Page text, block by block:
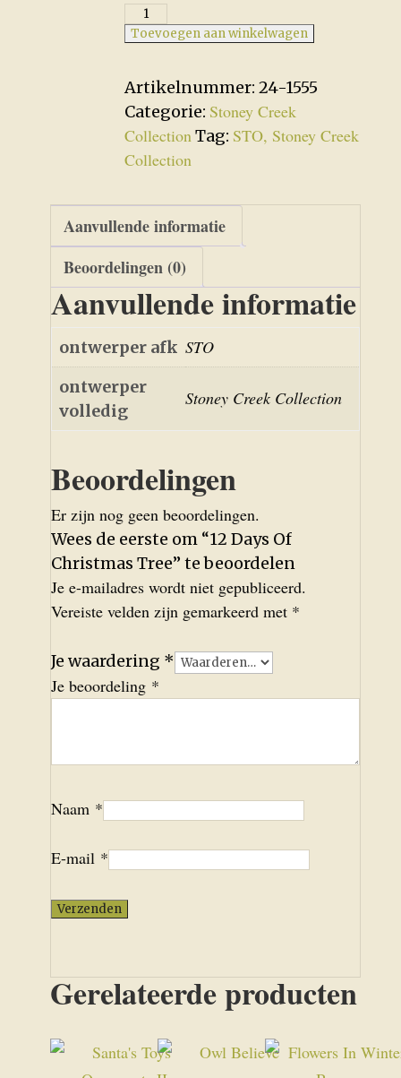
12
Days
Christmas
Tree
aantal
Toevoegen aan winkelwagen
Artikelnummer: 24-1555
Categorie: Stoney Creek
CollectionTag: STO, Stoney Creek
Collection
Aanvullende informatie
Beoordelingen (0)
Aanvullende informatie
ontwerper afk STO
ontwerper
volledig
Stoney Creek Collection
Beoordelingen
Er zijn nog geen beoordelingen.
Wees de eerste om “12 Days Of
Christmas Tree” te beoordelen
Je e-mailadres wordt niet gepubliceerd.
Vereiste velden zijn gemarkeerd met *
Je waardering *
Je beoordeling *
Naam *
E-mail *
Gerelateerde producten